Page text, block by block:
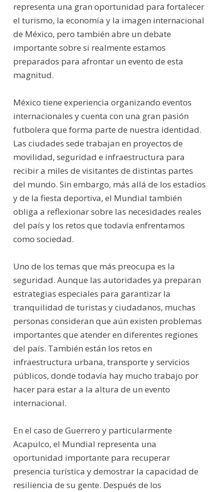
representa una gran oportunidad para fortalecer
el turismo, la economía y la imagen internacional
de México, pero también abre un debate
importante sobre si realmente estamos
preparados para afrontar un evento de esta
magnitud.
México tiene experiencia organizando eventos
internacionales y cuenta con una gran pasión
futbolera que forma parte de nuestra identidad.
Las ciudades sede trabajan en proyectos de
movilidad, seguridad e infraestructura para
recibir a miles de visitantes de distintas partes
del mundo. Sin embargo, más allá de los estadios
y de la fiesta deportiva, el Mundial también
obliga a reflexionar sobre las necesidades reales
del país y los retos que todavía enfrentamos
como sociedad.
Uno de los temas que más preocupa es la
seguridad. Aunque las autoridades ya preparan
estrategias especiales para garantizar la
tranquilidad de turistas y ciudadanos, muchas
personas consideran que aún existen problemas
importantes que atender en diferentes regiones
del país. También están los retos en
infraestructura urbana, transporte y servicios
públicos, donde todavía hay mucho trabajo por
hacer para estar a la altura de un evento
internacional.
En el caso de Guerrero y particularmente
Acapulco, el Mundial representa una
oportunidad importante para recuperar
presencia turística y demostrar la capacidad de
resiliencia de su gente. Después de los